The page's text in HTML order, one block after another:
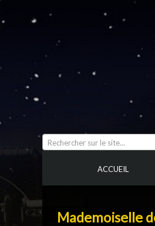
Rechercher sur le site...
ACCUEIL
Mademoiselle